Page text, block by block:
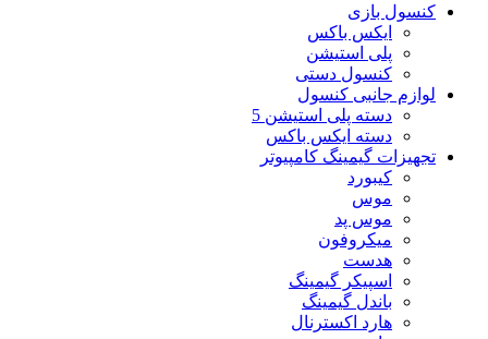
کنسول بازی
ایکس باکس
پلی استیشن
کنسول دستی
لوازم جانبی کنسول
دسته پلی استیشن 5
دسته ایکس باکس
تجهیزات گیمینگ کامپیوتر
کیبورد
موس
موس پد
میکروفون
هدست
اسپیکر گیمینگ
باندل گیمینگ
هارد اکسترنال